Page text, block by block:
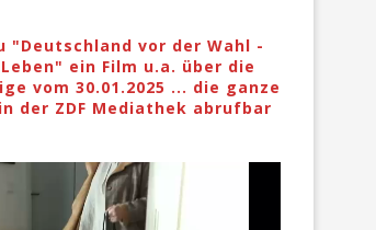
"Deutschland vor der Wahl -
ein Film u.a. über die
vom 30.01.2025 ... die ganze
der ZDF Mediathek abrufbar